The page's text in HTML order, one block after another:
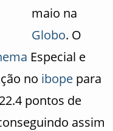
maio na
Globo. O
Especial e
no ibopepara
pontos de
assim